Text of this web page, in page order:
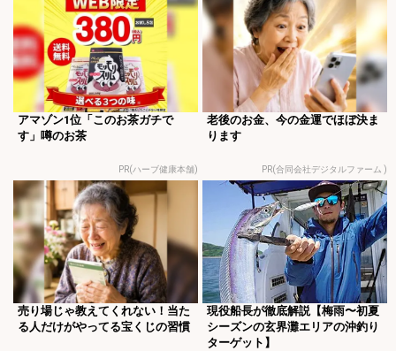
アマゾン1位「このお茶ガチで
す」噂のお茶
PR(ハーブ健康本舗)
老後のお金、今の金運でほぼ決ま
ります
PR(合同会社デジタルファーム )
売り場じゃ教えてくれない！当た
る人だけがやってる宝くじの習慣
現役船長が徹底解説【梅雨〜初夏
シーズンの玄界灘エリアの沖釣り
ターゲット】